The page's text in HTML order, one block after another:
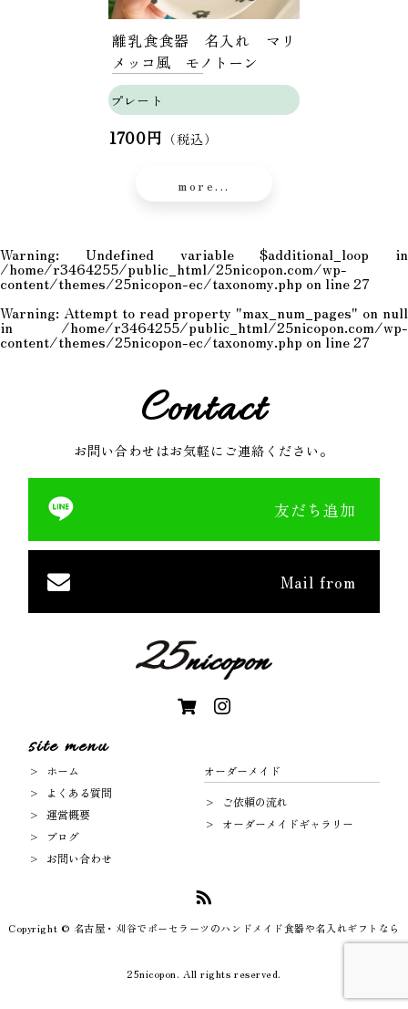
離乳食食器 名入れ マリ
メッコ風 モノトーン
プレート
1700円 （税込）
more...
Warning: Undefined variable $additional_loop in
/home/r3464255/public_html/25nicopon.com/wp-
content/themes/25nicopon-ec/taxonomy.php on line27
Warning: Attempt to read property "max_num_pages" on null
in /home/r3464255/public_html/25nicopon.com/wp-
content/themes/25nicopon-ec/taxonomy.php on line27
Contact
お問い合わせはお気軽にご連絡ください。
友だち追加
Mail from
site menu
ホーム
よくある質問
運営概要
ブログ
お問い合わせ
オーダーメイド
ご依頼の流れ
オーダーメイドギャラリー
Copyright © 名古屋・刈谷でポーセラーツのハンドメイド食器や名入れギフトなら
25nicopon. All rights reserved.